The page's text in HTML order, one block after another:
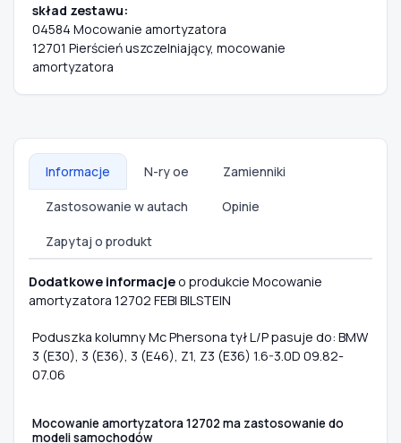
skład zestawu:
04584 Mocowanie amortyzatora
12701 Pierścień uszczelniający, mocowanie
amortyzatora
Informacje N-ry oe Zamienniki
Zastosowanie w autach Opinie
Zapytaj o produkt
Dodatkowe informacjeo produkcie Mocowanie
amortyzatora 12702 FEBI BILSTEIN
Poduszka kolumny Mc Phersona tył L/P pasuje do: BMW
3 (E30), 3 (E36), 3 (E46), Z1, Z3 (E36) 1.6-3.0D 09.82-
07.06
Mocowanie amortyzatora 12702 ma zastosowanie do
modeli samochodów